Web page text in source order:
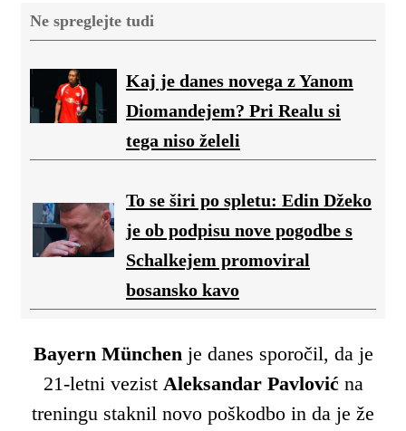
Ne spreglejte tudi
Kaj je danes novega z Yanom
Diomandejem? Pri Realu si
tega niso želeli
To se širi po spletu: Edin Džeko
je ob podpisu nove pogodbe s
Schalkejem promoviral
bosansko kavo
Bayern Münchenje danes sporočil, da je
21-letni vezist Aleksandar Pavlovićna
treningu staknil novo poškodbo in da je že